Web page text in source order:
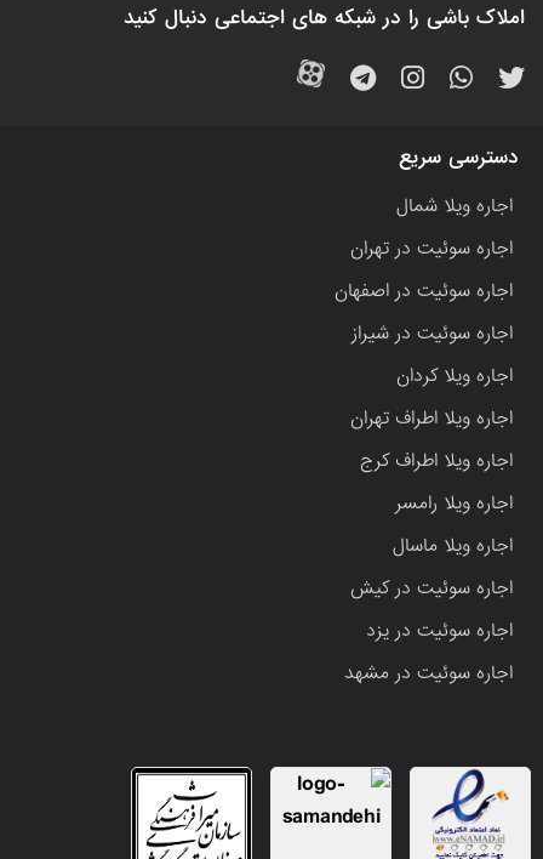
املاک باشی را در شبکه های اجتماعی دنبال کنید
دسترسی سریع
اجاره ویلا شمال
اجاره سوئیت در تهران
اجاره سوئیت در اصفهان
اجاره سوئیت در شیراز
اجاره ویلا کردان
اجاره ویلا اطراف تهران
اجاره ویلا اطراف کرج
اجاره ویلا رامسر
اجاره ویلا ماسال
اجاره سوئیت در کیش
اجاره سوئیت در یزد
اجاره سوئیت در مشهد